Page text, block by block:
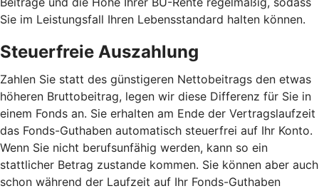
Sie im Leistungsfall Ihren Lebensstandard halten können.
Steuerfreie Auszahlung
Zahlen Sie statt des günstigeren Nettobeitrags den etwas
höheren Bruttobeitrag, legen wir diese Differenz für Sie in
einem Fonds an. Sie erhalten am Ende der Vertragslaufzeit
das Fonds-Guthaben automatisch steuerfrei auf Ihr Konto.
Wenn Sie nicht berufsunfähig werden, kann so ein
stattlicher Betrag zustande kommen. Sie können aber auch
schon während der Laufzeit auf Ihr Fonds-Guthaben